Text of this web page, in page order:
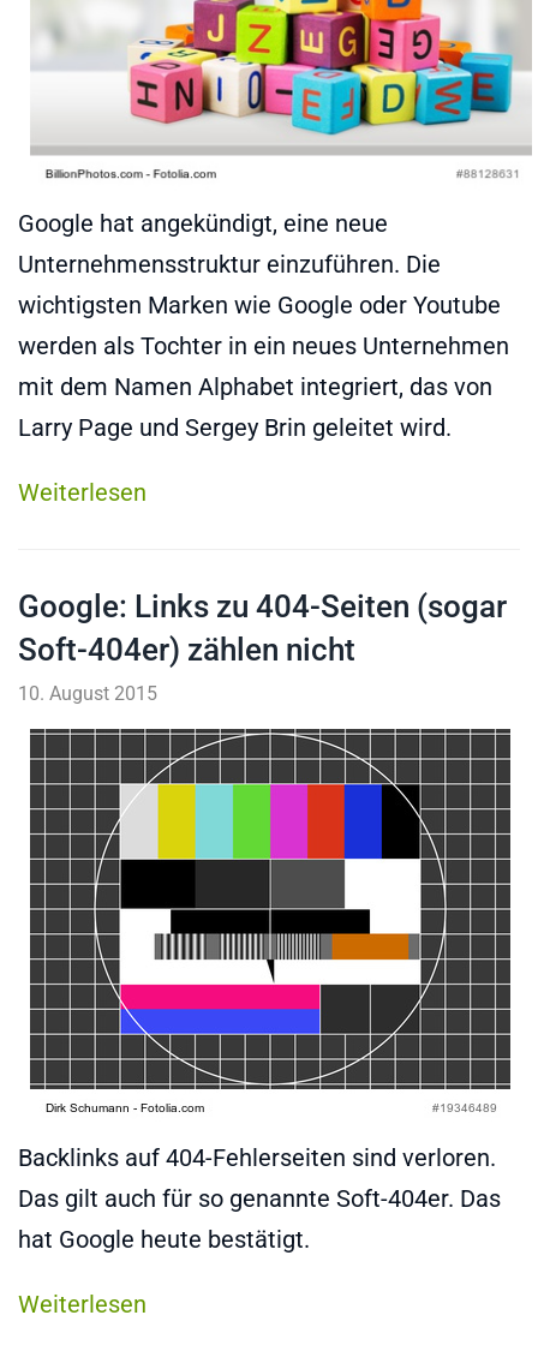
Google hat angekündigt, eine neue
Unternehmensstruktur einzuführen. Die
wichtigsten Marken wie Google oder Youtube
werden als Tochter in ein neues Unternehmen
mit dem Namen Alphabet integriert, das von
Larry Page und Sergey Brin geleitet wird.
Weiterlesen
Google: Links zu 404-Seiten (sogar
Soft-404er) zählen nicht
10. August 2015
Backlinks auf 404-Fehlerseiten sind verloren.
Das gilt auch für so genannte Soft-404er. Das
hat Google heute bestätigt.
Weiterlesen